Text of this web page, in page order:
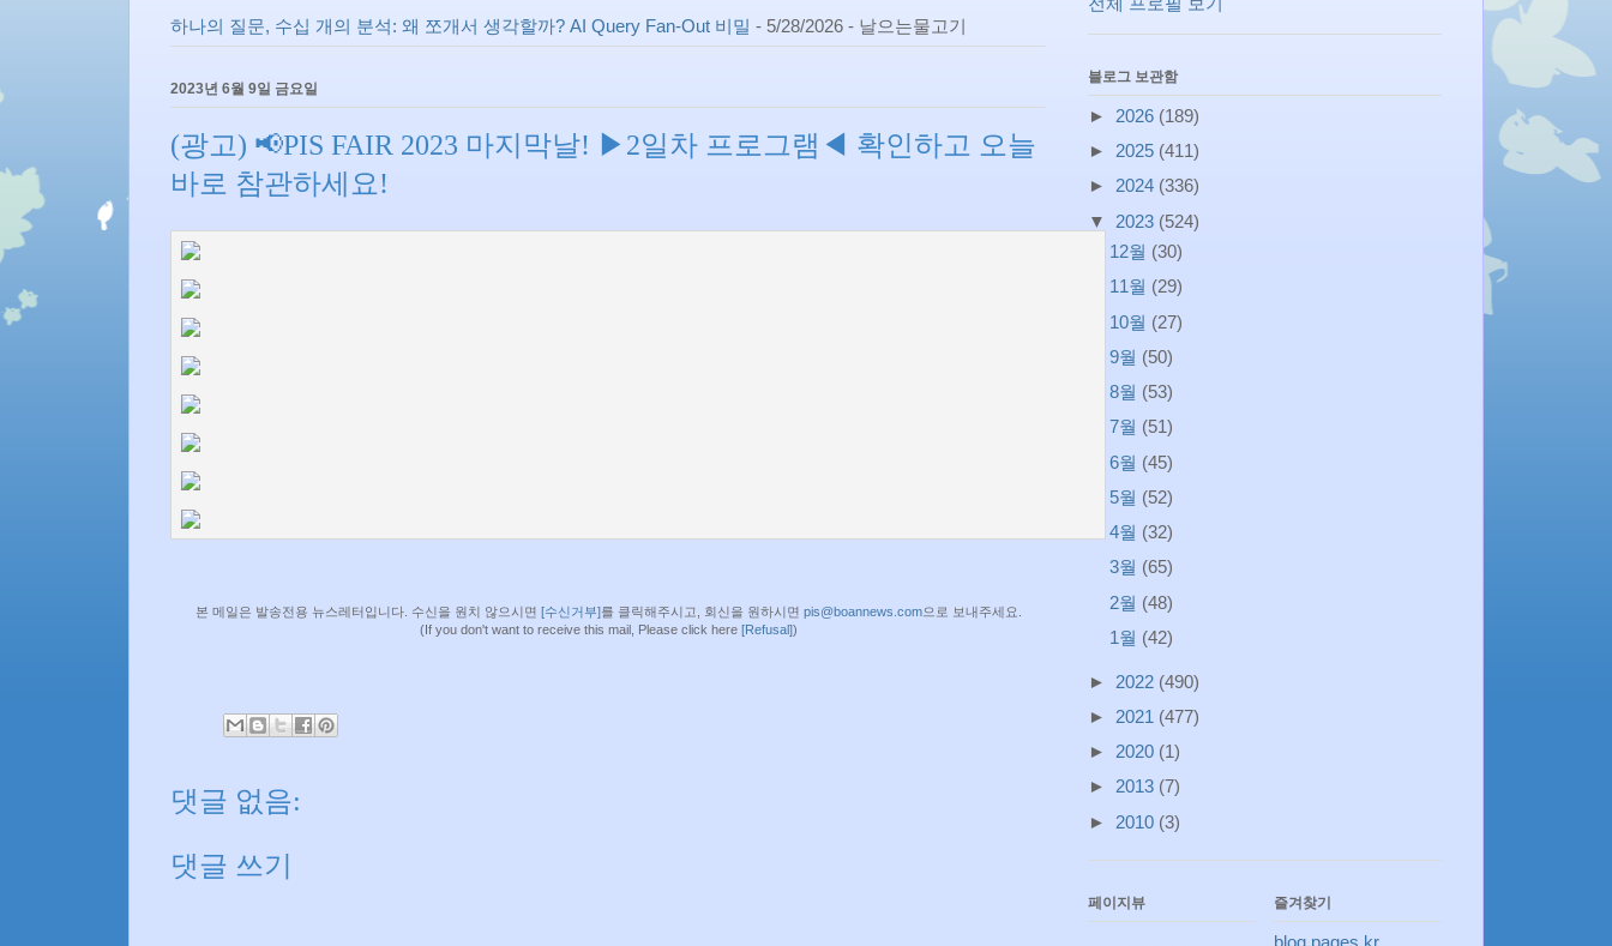
하나의 질문, 수십 개의 분석: 왜 쪼개서 생각할까? AI Query Fan-Out 비밀 - 5/28/2026 - 날으는물고기
2023년 6월 9일 금요일
(광고) 📢PIS FAIR 2023 마지막날! ▶2일차 프로그램◀ 확인하고 오늘
바로 참관하세요!
본 메일은 발송전용 뉴스레터입니다. 수신을 원치 않으시면 [수신거부]를 클릭해주시고, 회신을 원하시면 pis@boannews.com으로 보내주세요.
(If you don't want to receive this mail, Please click here [Refusal])
댓글 없음:
댓글 쓰기
블로그 보관함
► 2026 (189)
► 2025 (411)
► 2024 (336)
▼ 2023 (524)
12월 (30)
11월 (29)
10월 (27)
9월 (50)
8월 (53)
7월 (51)
6월 (45)
5월 (52)
4월 (32)
3월 (65)
2월 (48)
1월 (42)
► 2022 (490)
► 2021 (477)
► 2020 (1)
► 2013 (7)
► 2010 (3)
페이지뷰 즐겨찾기
blog.pages.kr